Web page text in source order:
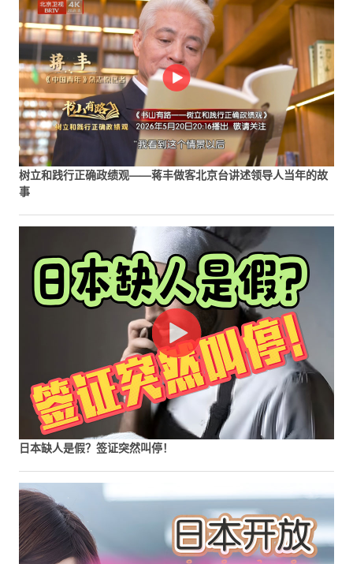
树立和践行正确政绩观——蒋丰做客北京台讲述领导人当年的故
事
日本缺人是假？签证突然叫停！